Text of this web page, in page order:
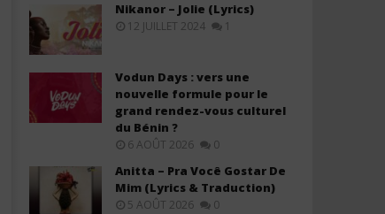
Rudeboy ft. Sarkodie – Blessed &
Alive (Lyrics)
Kuami Eugene ft Gyakie -
Stranger (Lyrics +
juillet
2025
Stone
Nikanor – Jolie (Lyrics)
12 JUILLET 2024 1
Vodun Days : vers une
nouvelle formule pour le
grand rendez-vous culturel
du Bénin ?
6 AOÛT 2026 0
Anitta – Pra Você Gostar De
Mim (Lyrics & Traduction)
5 AOÛT 2026 0